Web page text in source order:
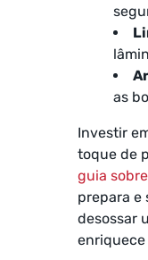
as
Investir
toque de
guia
prepara e
desossar